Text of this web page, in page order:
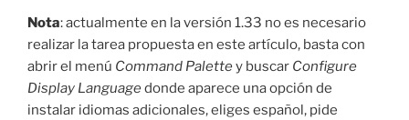
Nota: actualmente en la versión 1.33 no es necesario
realizar la tarea propuesta en este artículo, basta con
abrir el menú Command Palettey buscar Configure
Display Languagedonde aparece una opción de
instalar idiomas adicionales, eliges español, pide